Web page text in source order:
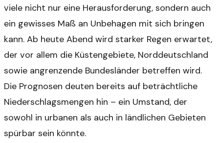
viele nicht nur eine Herausforderung, sondern auch
ein gewisses Maß an Unbehagen mit sich bringen
kann. Ab heute Abend wird starker Regen erwartet,
der vor allem die Küstengebiete, Norddeutschland
sowie angrenzende Bundesländer betreffen wird.
Die Prognosen deuten bereits auf beträchtliche
Niederschlagsmengen hin – ein Umstand, der
sowohl in urbanen als auch in ländlichen Gebieten
spürbar sein könnte.